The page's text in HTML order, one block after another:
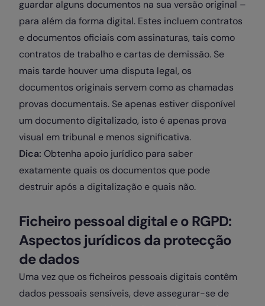
guardar alguns documentos na sua versão original –
para além da forma digital. Estes incluem contratos
e documentos oficiais com assinaturas, tais como
contratos de trabalho e cartas de demissão. Se
mais tarde houver uma disputa legal, os
documentos originais servem como as chamadas
provas documentais. Se apenas estiver disponível
um documento digitalizado, isto é apenas prova
visual em tribunal e menos significativa.
Dica: Obtenha apoio jurídico para saber
exatamente quais os documentos que pode
destruir após a digitalização e quais não.
Ficheiro pessoal digital e o RGPD:
Aspectos jurídicos da protecção
de dados
Uma vez que os ficheiros pessoais digitais contêm
dados pessoais sensíveis, deve assegurar-se de